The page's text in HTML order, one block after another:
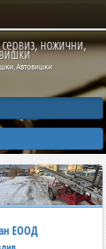
ножични,
Автовишки
ЕООД